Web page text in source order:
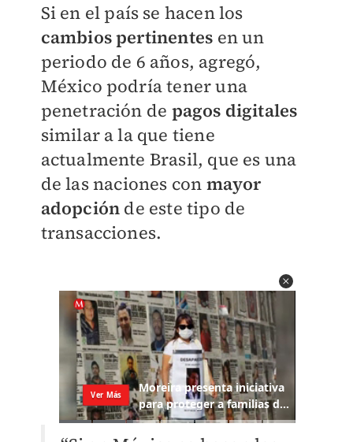
Si en el país se hacen los
cambios pertinentes en un
periodo de 6 años, agregó,
México podría tener una
penetración de pagos digitales
similar a la que tiene
actualmente Brasil, que es una
de las naciones con mayor
adopción de este tipo de
transacciones.